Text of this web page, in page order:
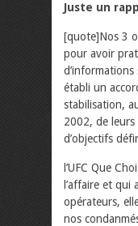
Juste un
[quote]Nos 3
pour avoir
établi un
stabilisation,
2002, de
d’objectifs
l’UFC Que
l’affaire et qui
opérateurs,
nos